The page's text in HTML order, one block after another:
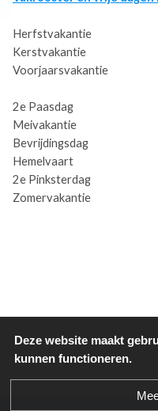
Herfstvakantie 19-
Kerstvakantie 21-
Voorjaarsvakantie
2e Paasdag 29-
Meivakantie 26-
Bevrijdingsdag
Hemelvaart 06-
2e Pinksterdag
Zomervakantie 19-
Deze website maakt
kunnen functioneren.